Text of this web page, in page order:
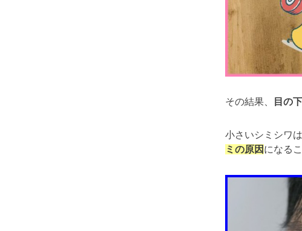
その結果、 目の
小さいシミシワ
ミの原因 になる